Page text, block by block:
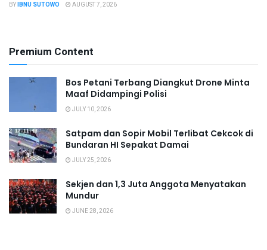
BYIBNU SUTOWO AUGUST 7, 2026
Premium Content
Bos Petani Terbang Diangkut Drone Minta
Maaf Didampingi Polisi
JULY 10, 2026
Satpam dan Sopir Mobil Terlibat Cekcok di
Bundaran HI Sepakat Damai
JULY 25, 2026
Sekjen dan 1,3 Juta Anggota Menyatakan
Mundur
JUNE 28, 2026